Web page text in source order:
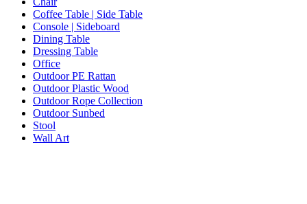
Coffee Table | Side Table
Console | Sideboard
Dining Table
Dressing Table
Office
Outdoor PE Rattan
Outdoor Plastic Wood
Outdoor Rope Collection
Outdoor Sunbed
Stool
Wall Art